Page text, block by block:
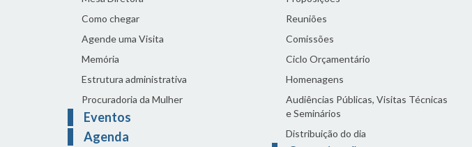
Como chegar
Agende uma Visita
Memória
Estrutura administrativa
Procuradoria da Mulher
Eventos
Agenda
Reuniões
Comissões
Ciclo Orçamentário
Homenagens
Audiências Públicas, Visitas Técnicas
e Seminários
Distribuição do dia